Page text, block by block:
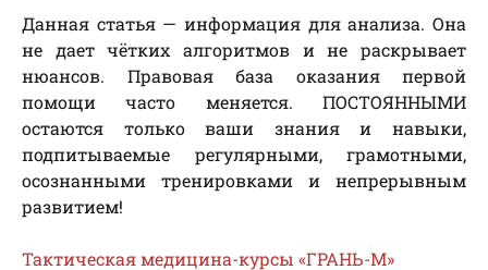
Данная статья — информация для анализа. Она
не дает чётких алгоритмов и не раскрывает
нюансов. Правовая база оказания первой
помощи часто меняется. ПОСТОЯННЫМИ
остаются только ваши знания и навыки,
подпитываемые регулярными, грамотными,
осознанными тренировками и непрерывным
развитием!
Тактическая медицина-курсы «ГРАНЬ-М»